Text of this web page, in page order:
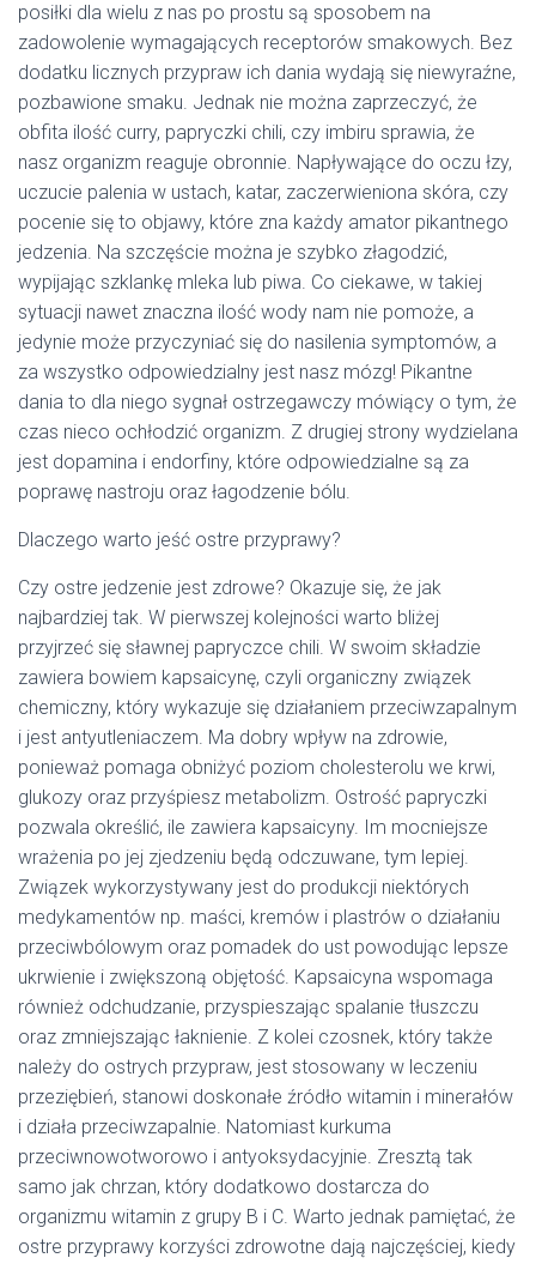
posiłki dla wielu z nas po prostu są sposobem na
zadowolenie wymagających receptorów smakowych. Bez
dodatku licznych przypraw ich dania wydają się niewyraźne,
pozbawione smaku. Jednak nie można zaprzeczyć, że
obfita ilość curry, papryczki chili, czy imbiru sprawia, że
nasz organizm reaguje obronnie. Napływające do oczu łzy,
uczucie palenia w ustach, katar, zaczerwieniona skóra, czy
pocenie się to objawy, które zna każdy amator pikantnego
jedzenia. Na szczęście można je szybko złagodzić,
wypijając szklankę mleka lub piwa. Co ciekawe, w takiej
sytuacji nawet znaczna ilość wody nam nie pomoże, a
jedynie może przyczyniać się do nasilenia symptomów, a
za wszystko odpowiedzialny jest nasz mózg! Pikantne
dania to dla niego sygnał ostrzegawczy mówiący o tym, że
czas nieco ochłodzić organizm. Z drugiej strony wydzielana
jest dopamina i endorfiny, które odpowiedzialne są za
poprawę nastroju oraz łagodzenie bólu.
Dlaczego warto jeść ostre przyprawy?
Czy ostre jedzenie jest zdrowe? Okazuje się, że jak
najbardziej tak. W pierwszej kolejności warto bliżej
przyjrzeć się sławnej papryczce chili. W swoim składzie
zawiera bowiem kapsaicynę, czyli organiczny związek
chemiczny, który wykazuje się działaniem przeciwzapalnym
i jest antyutleniaczem. Ma dobry wpływ na zdrowie,
ponieważ pomaga obniżyć poziom cholesterolu we krwi,
glukozy oraz przyśpiesz metabolizm. Ostrość papryczki
pozwala określić, ile zawiera kapsaicyny. Im mocniejsze
wrażenia po jej zjedzeniu będą odczuwane, tym lepiej.
Związek wykorzystywany jest do produkcji niektórych
medykamentów np. maści, kremów i plastrów o działaniu
przeciwbólowym oraz pomadek do ust powodując lepsze
ukrwienie i zwiększoną objętość. Kapsaicyna wspomaga
również odchudzanie, przyspieszając spalanie tłuszczu
oraz zmniejszając łaknienie. Z kolei czosnek, który także
należy do ostrych przypraw, jest stosowany w leczeniu
przeziębień, stanowi doskonałe źródło witamin i minerałów
i działa przeciwzapalnie. Natomiast kurkuma
przeciwnowotworowo i antyoksydacyjnie. Zresztą tak
samo jak chrzan, który dodatkowo dostarcza do
organizmu witamin z grupy B i C. Warto jednak pamiętać, że
ostre przyprawy korzyści zdrowotne dają najczęściej, kiedy